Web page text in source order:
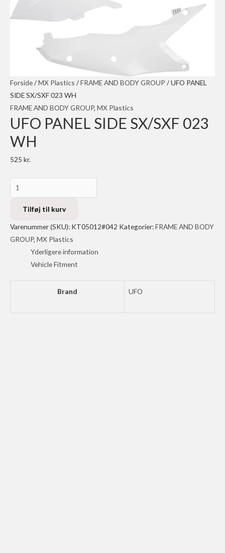
Forside/MX Plastics /FRAME AND BODY GROUP / UFO PANEL
SIDE SX/SXF 023 WH
FRAME AND BODY GROUP, MX Plastics
UFO PANEL SIDE SX/SXF 023
WH
525 kr.
UFO
PANEL
SIDETilføj til kurv
Varenummer (SKU): KT05012#042 Kategorier:FRAME AND BODY
GROUP, MX Plastics
Yderligere information
Vehicle Fitment
Brand UFO